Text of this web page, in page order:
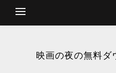
映画の夜の無料ダ